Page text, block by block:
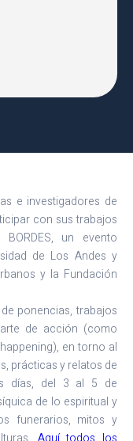
e investigadores de
con sus trabajos
un evento
de Los Andes y
y la Fundación
ponencias, trabajos
de acción (como
en torno al
prácticas y relatos de
días, del 3 al 5 de
de lo espiritual y
funerarios, mitos y